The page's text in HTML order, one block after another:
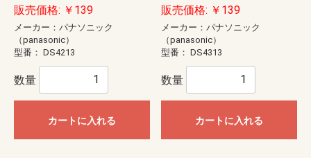
販売価格: ￥139
メーカー：パナソニック
（panasonic）
型番： DS4213
数量
カートに入れる
販売価格: ￥139
メーカー：パナソニック
（panasonic）
型番： DS4313
数量
カートに入れる